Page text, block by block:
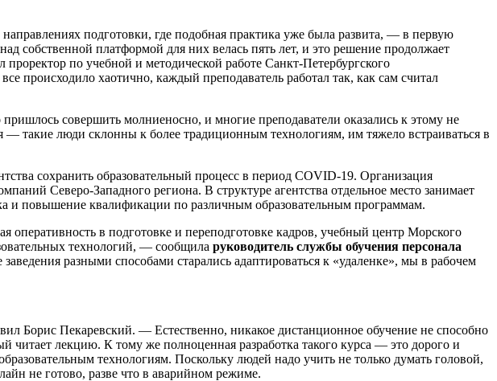
подготовки, где подобная практика уже была развита, — в первую
собственной платформой для них велась пять лет, и это решение продолжает
по учебной и методической работе Санкт-Петербургского
происходило хаотично, каждый преподаватель работал так, как сам считал
совершить молниеносно, и многие преподаватели оказались к этому не
— такие люди склонны к более традиционным технологиям, им тяжело встраиваться в
сохранить образовательный процесс в период COVID-19. Организация
Северо-Западного региона. В структуре агентства отдельное место занимает
и повышение квалификации по различным образовательным программам.
в подготовке и переподготовке кадров, учебный центр Морского
технологий, — сообщила руководитель службы обучения персонала
разными способами старались адаптироваться к «удаленке», мы в рабочем
Борис Пекаревский. — Естественно, никакое дистанционное обучение не способно
читает лекцию. К тому же полноценная разработка такого курса — это дорого и
технологиям. Поскольку людей надо учить не только думать головой,
не готово, разве что в аварийном режиме.